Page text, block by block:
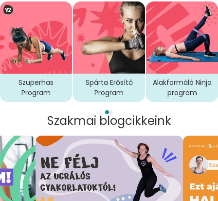
Szuperhas
Program
Spárta Erősítő
Program
Alakformáló Ninja
program
Szakmai blogcikkeink